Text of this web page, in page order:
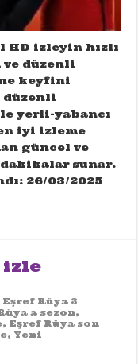
HD izleyin hızlı
ve düzenli
keyfini
düzenli
yerli-yabancı
iyi izleme
güncel ve
sunar.
26/03/2025
izle
Eşref Rüya 3
a sezon,
, Eşref Rüya son
, Yeni